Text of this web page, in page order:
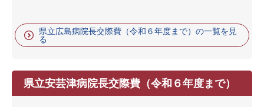
県立広島病院長交際費（令和６年度まで）の一覧を見
る
県立安芸津病院長交際費（令和６年度まで）